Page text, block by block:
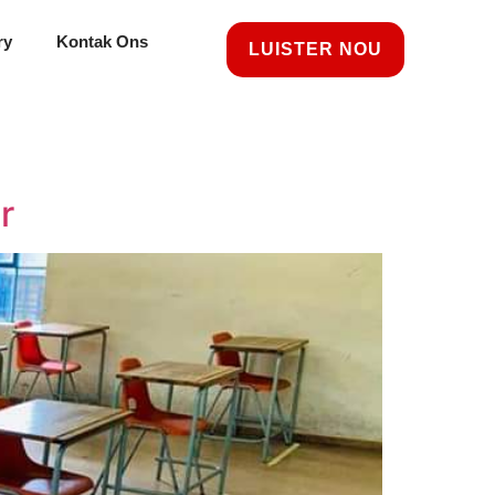
Kontak Ons LUISTER NOU